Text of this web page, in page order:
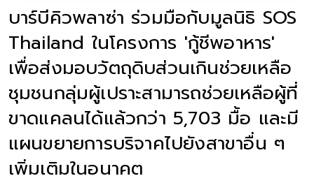
บาร์บีคิวพลาซ่า ร่วมมือกับมูลนิธิ SOS
Thailand ในโครงการ 'กู้ชีพอาหาร'
เพื่อส่งมอบวัตถุดิบส่วนเกินช่วยเหลือ
ชุมชนกลุ่มผู้เปราะสามารถช่วยเหลือผู้ที่
ขาดแคลนได้แล้วกว่า 5,703 มื้อ และมี
แผนขยายการบริจาคไปยังสาขาอื่น ๆ
เพิ่มเติมในอนาคต